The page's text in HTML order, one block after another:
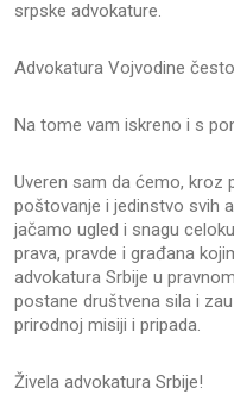
srpske advokature.
Advokatura Vojvodine
Na tome vam iskreno i s
Uveren sam da ćemo,
poštovanje i jedinstvo svih
jačamo ugled i snagu
prava, pravde i građana
advokatura Srbije u
postane društvena sila i
prirodnoj misiji i pripada.
Živela advokatura Srbije!